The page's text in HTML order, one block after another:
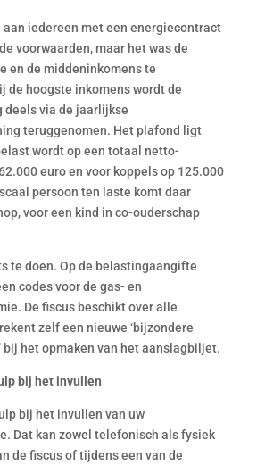
aan iedereen met een energiecontract
voorwaarden, maar het was de
en de middeninkomens te
de hoogste inkomens wordt de
deels via de jaarlijkse
teruggenomen. Het plafond ligt
wordt op een totaal netto-
euro en voor koppels op 125.000
persoon ten laste komt daar
voor een kind in co-ouderschap
te doen. Op de belastingaangifte
codes voor de gas- en
De fiscus beschikt over alle
zelf een nieuwe ‘bijzondere
bij het opmaken van het aanslagbiljet.
bij het invullen
bij het invullen van uw
Dat kan zowel telefonisch als fysiek
de fiscus of tijdens een van de